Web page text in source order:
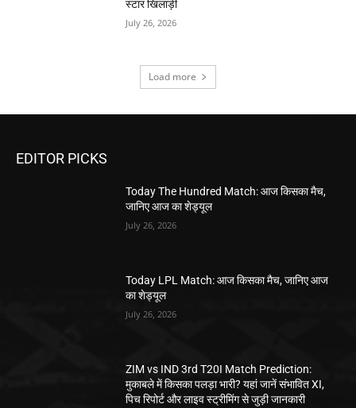
स्टार खिलाड़ी
July 26, 2026
Load more
EDITOR PICKS
Today The Hundred Match: आज किसका मैच,
जानिए आज का शेड्यूल
July 26, 2026
Today LPL Match: आज किसका मैच, जानिए आज
का शेड्यूल
July 26, 2026
ZIM vs IND 3rd T20I Match Prediction:
मुकाबले में किसका पलड़ा भारी? यहां जानें संभावित XI,
पिच रिपोर्ट और लाइव स्ट्रीमिंग से जुड़ी जानकारी